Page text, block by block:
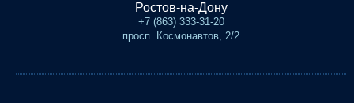
Ростов-на-Дону
+7 (863) 333-31-20
просп. Космонавтов, 2/2